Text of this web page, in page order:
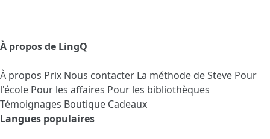
À propos de LingQ
À propos Prix Nous contacter La méthode de Steve Pour
l'école Pour les affaires Pour les bibliothèques
Témoignages Boutique Cadeaux
Langues populaires